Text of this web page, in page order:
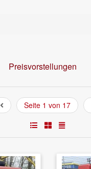
Preisvorstellungen
Seite 1 von 17